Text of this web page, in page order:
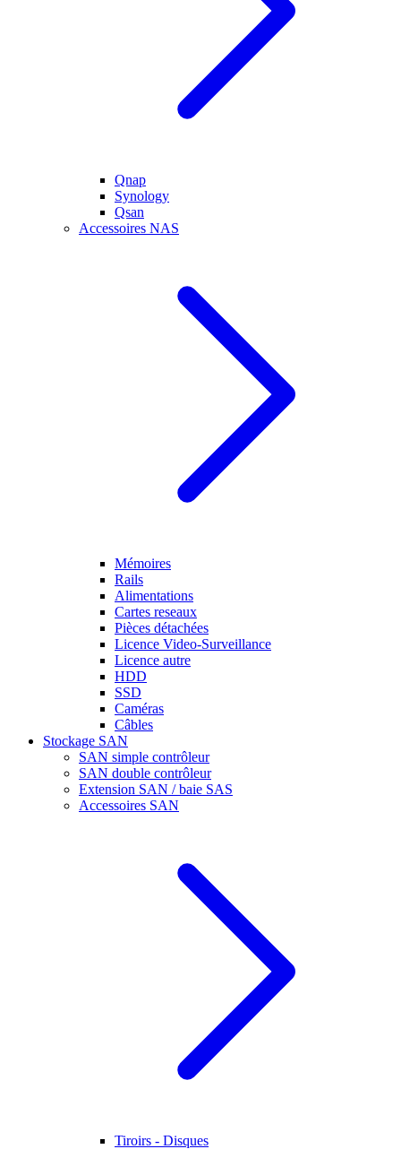
Qnap
Synology
Qsan
Accessoires NAS
Mémoires
Rails
Alimentations
Cartes reseaux
Pièces détachées
Licence Video-Surveillance
Licence autre
HDD
SSD
Caméras
Câbles
Stockage SAN
SAN simple contrôleur
SAN double contrôleur
Extension SAN / baie SAS
Accessoires SAN
Tiroirs - Disques